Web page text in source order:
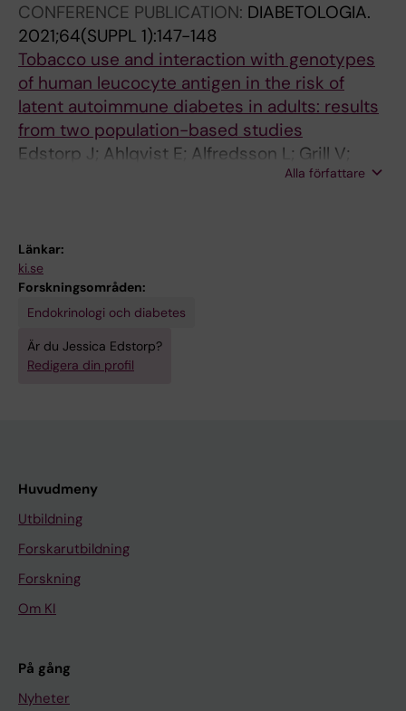
CONFERENCE PUBLICATION: DIABETOLOGIA.
2021;64(SUPPL 1):147-148
Tobacco use and interaction with genotypes
of human leucocyte antigen in the risk of
latent autoimmune diabetes in adults: results
from two population-based studies
Edstorp J; Ahlqvist E; Alfredsson L; Grill V;
Groop L; Rasouli B; Sorgjerd EP; Tuomi T;
Alla författare
Länkar:
ki.se
Forskningsområden:
Endokrinologi och diabetes
Är du Jessica Edstorp?
Redigera din profil
Huvudmeny
Utbildning
Forskarutbildning
Forskning
Om KI
På gång
Nyheter